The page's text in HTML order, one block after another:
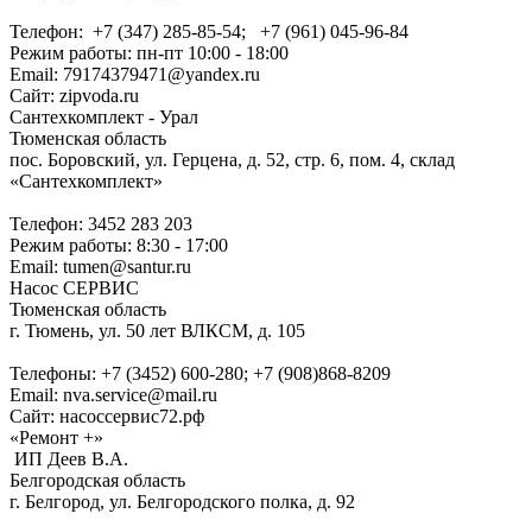
Телефон: +7 (347) 285-85-54; +7 (961) 045-96-84
Режим работы: пн-пт 10:00 - 18:00
Email: 79174379471@yandex.ru
Сайт: zipvoda.ru
Сантехкомплект - Урал
Тюменская область
пос. Боровский, ул. Герцена, д. 52, стр. 6, пом. 4, склад
«Сантехкомплект»
Телефон: 3452 283 203
Режим работы: 8:30 - 17:00
Email: tumen@santur.ru
Насос СЕРВИС
Тюменская область
г. Тюмень, ул. 50 лет ВЛКСМ, д. 105
Телефоны: +7 (3452) 600-280; +7 (908)868-8209
Email: nva.service@mail.ru
Сайт: насоссервис72.рф
«Ремонт +»
ИП Деев В.А.
Белгородская область
г. Белгород, ул. Белгородского полка, д. 92